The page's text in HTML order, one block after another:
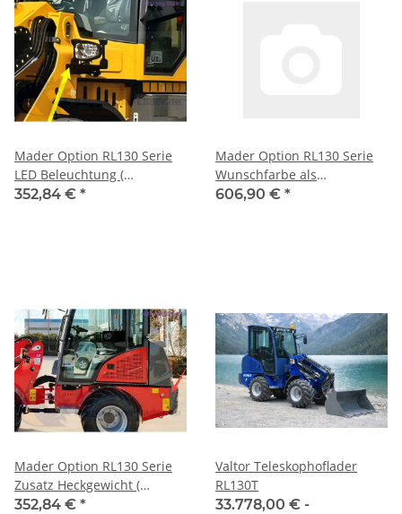
Mader Option RL130 Serie
LED Beleuchtung (
OPRL130_004 )
352,84 € *
Mader Option RL130 Serie
Wunschfarbe als
Pulverbeschichtung (
606,90 € *
Mader Option RL130 Serie
Zusatz Heckgewicht (
OPRL130_003 )
352,84 € *
Valtor Teleskophoflader
RL130T
33.778,00 € -